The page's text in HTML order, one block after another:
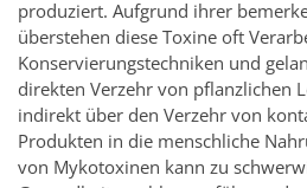
produziert. Aufgrund ihrer
überstehen diese Toxine oft
Konservierungstechniken und
direkten Verzehr von pflanzlichen
indirekt über den Verzehr von
Produkten in die menschliche
von Mykotoxinen kann zu